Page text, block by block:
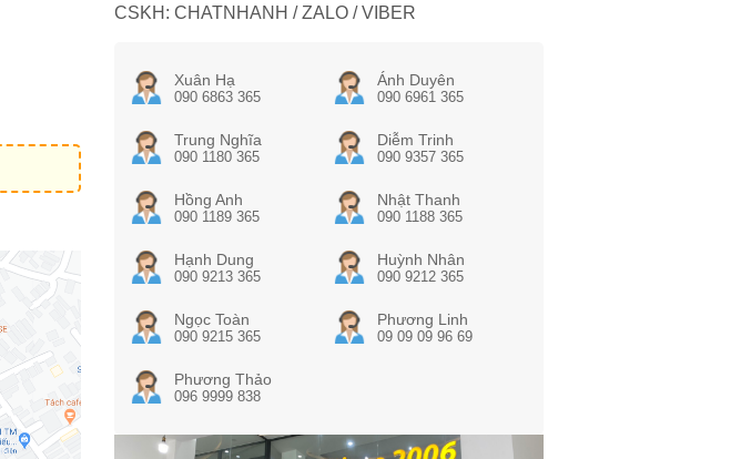
CSKH: CHATNHANH / ZALO / VIBER
Xuân Hạ
090 6863 365
Ánh Duyên
090 6961 365
Trung Nghĩa
090 1180 365
Diễm Trinh
090 9357 365
Hồng Anh
090 1189 365
Nhật Thanh
090 1188 365
Hạnh Dung
090 9213 365
Huỳnh Nhân
090 9212 365
Ngọc Toàn
090 9215 365
Phương Linh
09 09 09 96 69
Phương Thảo
096 9999 838